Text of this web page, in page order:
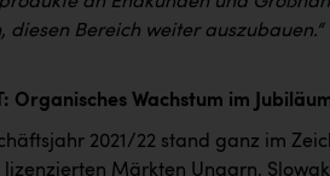
diesen Bereich weiter auszubauen.“
Organisches Wachstum im
2021/22 stand ganz im
Märkten Ungarn,